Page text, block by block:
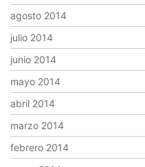
agosto 2014
julio 2014
junio 2014
mayo 2014
abril 2014
marzo 2014
febrero 2014